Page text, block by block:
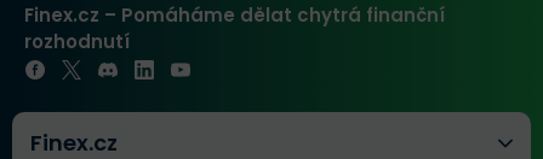
Finex.cz – Pomáháme dělat chytrá finanční
rozhodnutí
Finex.cz